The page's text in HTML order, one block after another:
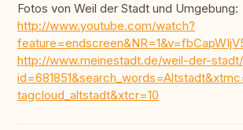
Fotos von Weil der Stadt und Umgebung:
http://www.youtube.com/watch?
http://www.meinestadt.de/weil-der-
tagcloud_altstadt&xtcr=10